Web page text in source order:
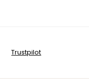
Trustpilot